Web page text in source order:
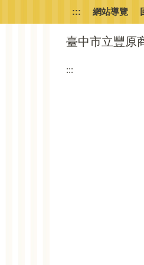
到
臺中市立豐原
::: 網站導覽
:::